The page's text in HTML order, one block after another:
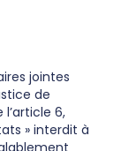
jointes
de
l’article 6,
» interdit à